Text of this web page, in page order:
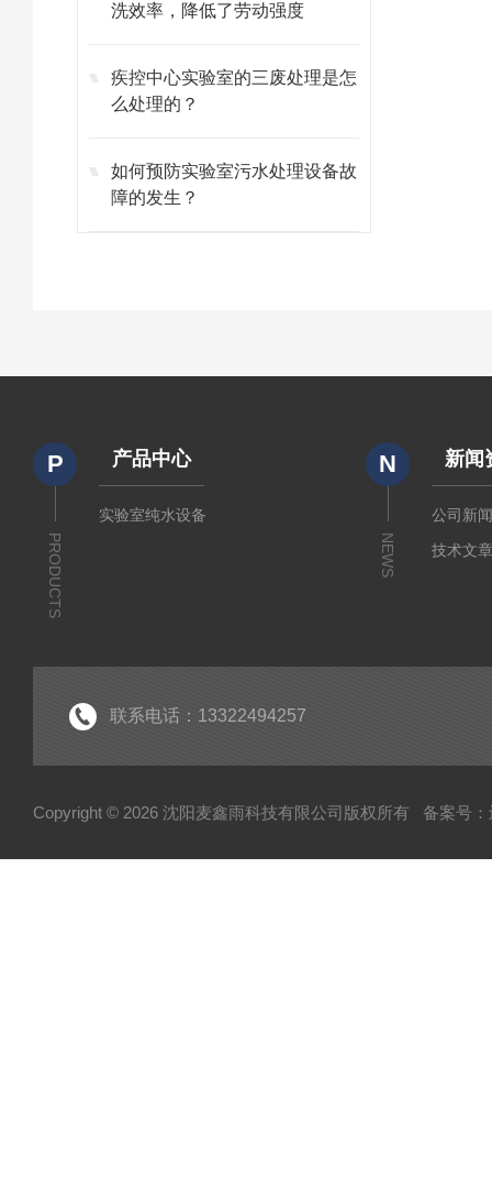
洗效率，降低了劳动强度
疾控中心实验室的三废处理是怎
么处理的？
如何预防实验室污水处理设备故
障的发生？
P
PRODUCTS
产品中心
实验室纯水设备
N
NEWS
新闻
公司新
技术文
联系电话：13322494257
Copyright © 2026 沈阳麦鑫雨科技有限公司版权所有 备案号